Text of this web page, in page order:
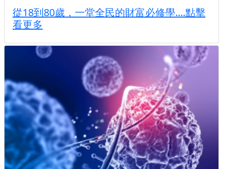
從18到80歲，一堂全民的財富必修學....點擊
看更多